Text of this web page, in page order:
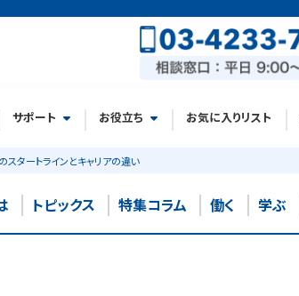
サポート お役立ち お気に入りリスト
スタートラインとキャリアの違い
トピックス 特集コラム 働く 学ぶ